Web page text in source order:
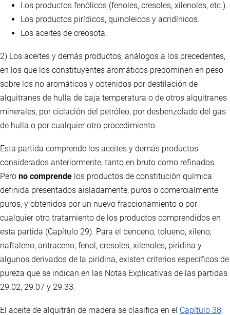
Los productos fenólicos (fenoles, cresoles, xilenoles, etc.).
Los productos pirídicos, quinoleicos y acridínicos.
Los aceites de creosota.
2) Los aceites y demás productos, análogos a los precedentes,
en los que los constituyentes aromáticos predominen en peso
sobre los no aromáticos y obtenidos por destilación de
alquitranes de hulla de baja temperatura o de otros alquitranes
minerales, por ciclación del petróleo, por desbenzolado del gas
de hulla o por cualquier otro procedimiento.
Esta partida comprende los aceites y demás productos
considerados anteriormente, tanto en bruto como refinados.
Pero no comprende los productos de constitución química
definida presentados aisladamente, puros o comercialmente
puros, y obtenidos por un nuevo fraccionamiento o por
cualquier otro tratamiento de los productos comprendidos en
esta partida (Capítulo 29). Para el benceno, tolueno, xileno,
naftaleno, antraceno, fenol, cresoles, xilenoles, piridina y
algunos derivados de la piridina, existen criterios específicos de
pureza que se indican en las Notas Explicativas de las partidas
29.02, 29.07 y 29.33.
El aceite de alquitrán de madera se clasifica en el Capítulo 38.